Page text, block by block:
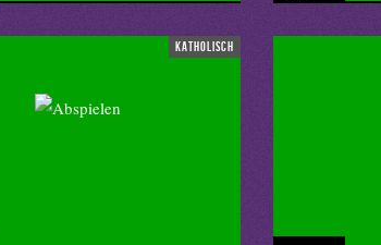
katholisch